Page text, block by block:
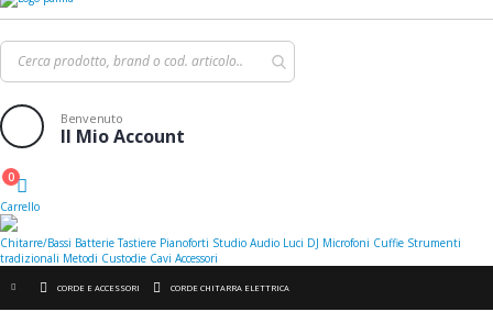
Benvenuto
Il Mio Account
Cart
0
Carrello
Chitarre/Bassi Batterie Tastiere Pianoforti Studio Audio Luci DJ Microfoni Cuffie Strumenti
tradizionali Metodi Custodie Cavi Accessori
CORDE E ACCESSORI CORDE CHITARRA ELETTRICA